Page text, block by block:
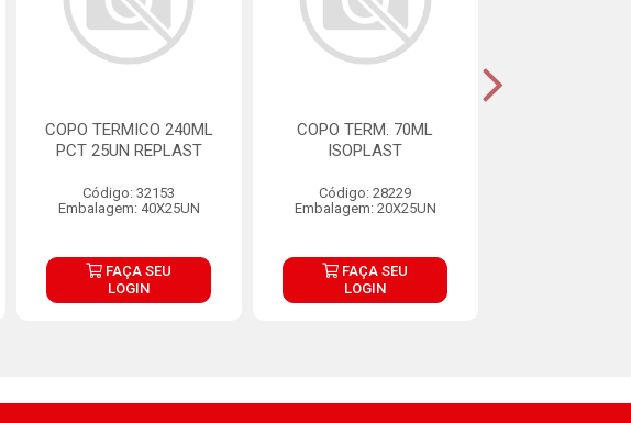
COPO TERMICO 240ML
PCT 25UN REPLAST
Código: 32153
Embalagem: 40X25UN
FAÇA SEU
LOGIN
COPO TERM. 70ML
ISOPLAST
Código: 28229
Embalagem: 20X25UN
FAÇA SEU
LOGIN